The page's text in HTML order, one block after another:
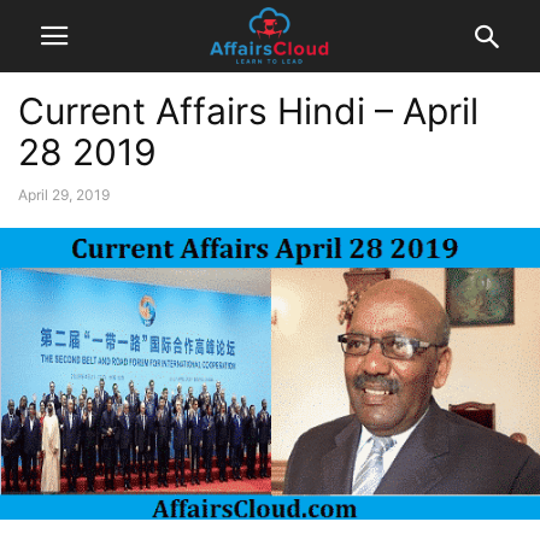
Current Affairs Hindi – April
28 2019
April 29, 2019